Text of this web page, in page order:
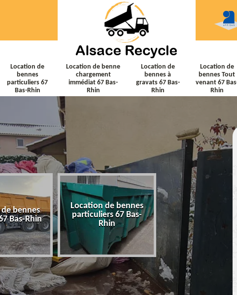
Location de
bennes
particuliers 67
Bas-Rhin
Location de benne
chargement
immédiat 67 Bas-
Rhin
Location de
bennes à
gravats 67 Bas-
Rhin
Location de
bennes Tout
venant 67
Rhin
bennes
Bas-Rhin
Location de bennes
particuliers 67 Bas-
Rhin
Location de
chargement
67 Bas-Rhin